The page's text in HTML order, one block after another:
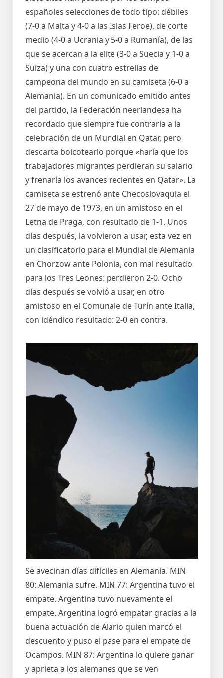
españoles selecciones de todo tipo: débiles
(7-0 a Malta y 4-0 a las Islas Feroe), de corte
medio (4-0 a Ucrania y 5-0 a Rumanía), de las
que se acercan a la elite (3-0 a Suecia y 1-0 a
Suiza) y una con cuatro estrellas de
campeona del mundo en su camiseta (6-0 a
Alemania). En un comunicado emitido antes
del partido, la Federación neerlandesa ha
recordado que siempre fue contraria a la
celebración de un Mundial en Qatar, pero
descarta boicotearlo porque «haría que los
trabajadores migrantes perdieran su salario
y frenaría los avances recientes en Qatar». La
camiseta se estrenó ante Checoslovaquia el
27 de mayo de 1973, en un amistoso en el
Letna de Praga, con resultado de 1-1. Unos
días después, la volvieron a usar, esta vez en
un clasificatorio para el Mundial de Alemania
en Chorzow ante Polonia, con mal resultado
para los Tres Leones: perdieron 2-0. Ocho
días después se volvió a usar, en otro
amistoso en el Comunale de Turín ante Italia,
con idéndico resultado: 2-0 en contra.
Se avecinan días difíciles en Alemania. MIN
80: Alemania sufre. MIN 77: Argentina tuvo el
empate. Argentina tuvo nuevamente el
empate. Argentina logró empatar gracias a la
buena actuación de Alario quien marcó el
descuento y puso el pase para el empate de
Ocampos. MIN 87: Argentina lo quiere ganar
y aprieta a los alemanes que se ven